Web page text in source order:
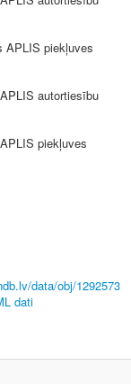
APLIS piekļuves
autortiesību
piekļuves
data/obj/1292573
dati